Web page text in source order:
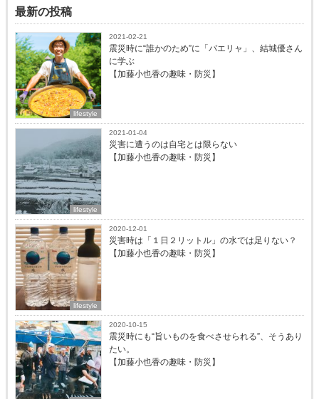
最新の投稿
lifestyle
2021-02-21
震災時に“誰かのため”に「パエリャ」、結城優さん
に学ぶ
【加藤小也香の趣味・防災】
lifestyle
2021-01-04
災害に遭うのは自宅とは限らない
【加藤小也香の趣味・防災】
lifestyle
2020-12-01
災害時は「１日２リットル」の水では足りない？
【加藤小也香の趣味・防災】
2020-10-15
震災時にも“旨いものを食べさせられる”、そうあり
たい。
【加藤小也香の趣味・防災】